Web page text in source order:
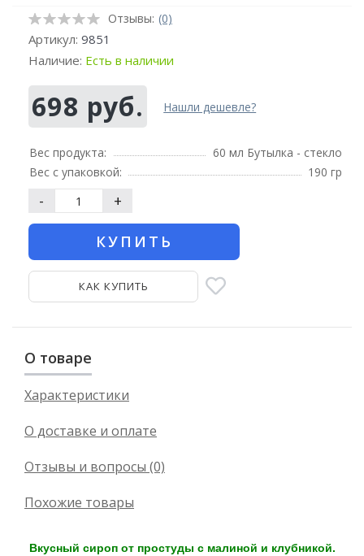
Отзывы: (0)
Артикул: 9851
Наличие: Есть в наличии
698 руб. Нашли дешевле?
Вес продукта:
60 мл Бутылка - стекло
Вес с упаковкой:
190 гр
- +
КУПИТЬ
КАК КУПИТЬ
О товаре
Характеристики
О доставке и оплате
Отзывы и вопросы (0)
Похожие товары
Вкусный сироп от простуды с малиной и клубникой.